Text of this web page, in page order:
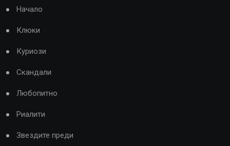
Начало
Клюки
Куриози
Скандали
Любопитно
Риалити
Звездите преди